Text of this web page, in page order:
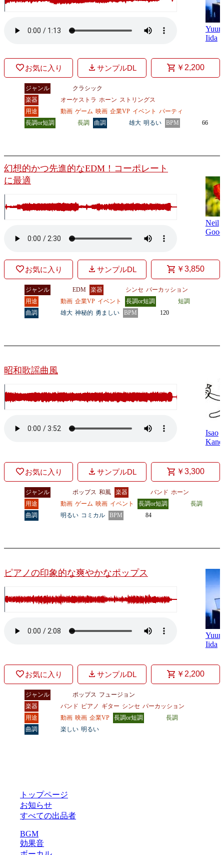
Iida
お気に入り サンプルDL ￥2,200
ジャンル
クラシック
楽器
オーケストラ ホーン ストリングス
用途
動画 ゲーム 映画 企業VP イベント パーティ
長調or短調
長調 曲調 雄大 明るい BPM 66
幻想的かつ先進的なEDM！コーポレート
に最適
Neil
お気に入り サンプルDL ￥3,850
ジャンル EDM 楽器 シンセ パーカッション
用途
動画 企業VP イベント 長調or短調
短調
曲調
雄大 神秘的 勇ましい BPM 120
昭和歌謡曲風
Isao
お気に入り サンプルDL ￥3,300
ジャンル ポップス 和風 楽器 バンド ホーン
用途
動画 ゲーム 映画 イベント 長調or短調
長調
曲調
明るい コミカル BPM 84
ピアノの印象的な爽やかなポップス
Iida
お気に入り サンプルDL ￥2,200
ジャンル ポップス フュージョン
楽器
バンド ピアノ ギター シンセ パーカッション
用途
動画 映画 企業VP 長調or短調
長調
曲調
楽しい 明るい
トップページ
お知らせ
すべての出品者
BGM
効果音